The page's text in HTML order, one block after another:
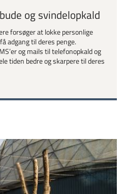
og svindelopkald
forsøger at lokke personlige
adgang til deres penge.
og mails til telefonopkald og
tiden bedre og skarpere til deres